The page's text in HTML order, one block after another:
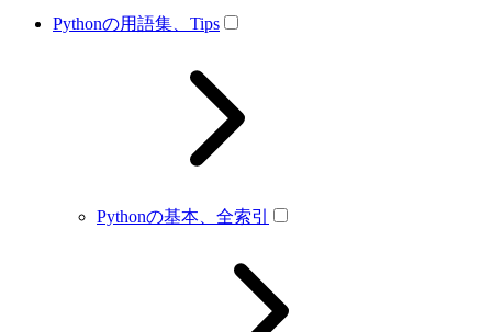
Pythonの用語集、Tips
Pythonの基本、全索引